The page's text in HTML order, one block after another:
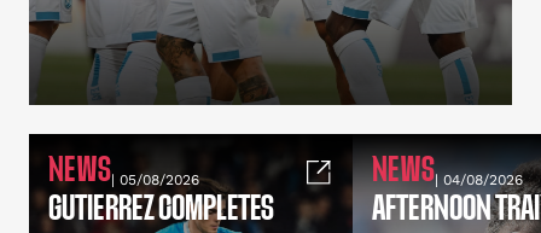
NEWS| 05/08/2026
GUTIERREZ COMPLETES
NEWS| 04/08/2026
AFTERNOON